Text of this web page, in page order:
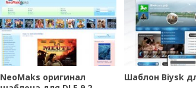
NeoMaks оригинал
Шаблон Biysk